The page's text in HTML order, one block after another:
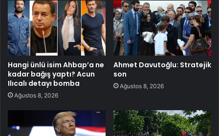
Hangi ünlü isim Ahbap’a ne
kadar bağış yaptı? Acun
Ilıcalı detayı bomba
Ağustos 8, 2026
Ahmet Davutoğlu: Stratejik
son
Ağustos 8, 2026